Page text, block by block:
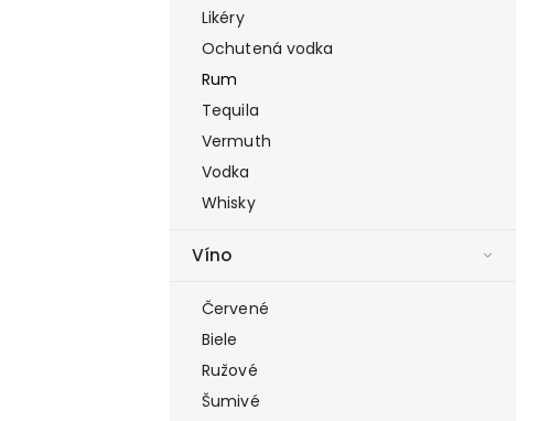
Likéry
Ochutená vodka
Rum
Tequila
Vermuth
Vodka
Whisky
Víno
Červené
Biele
Ružové
Šumivé